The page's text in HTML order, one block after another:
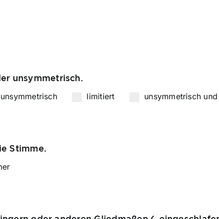
unsymmetrisch.
unsymmetrisch
limitiert unsymmetrisch
Stimme.